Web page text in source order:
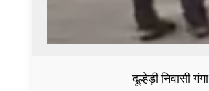
दूल्हेड़ी निवासी